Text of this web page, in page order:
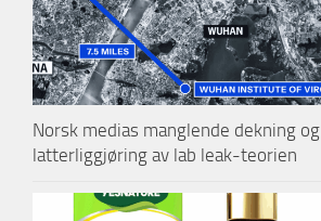
Norsk medias manglende dekning og
latterliggjøring av lab leak-teorien